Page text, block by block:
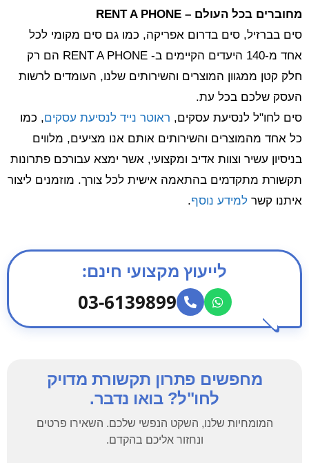
מחוברים בכל העולם – RENT A PHONE
סים בברזיל, סים בדרום אפריקה, כמו גם סים מקומי לכל
אחד מ-140 היעדים הקיימים ב- RENT A PHONE הם רק
חלק קטן ממגוון המוצרים והשירותים שלנו, העומדים לרשות
העסק שלכם בכל עת.
סים לחו"ל לנסיעת עסקים, ראוטר נייד לנסיעת עסקים, כמו
כל אחד מהמוצרים והשירותים אותם אנו מציעים, מלווים
בניסיון עשיר וצוות אדיב ומקצועי, אשר ימצא עבורכם פתרונות
תקשורת מתקדמים בהתאמה אישית לכל צורך. מוזמנים ליצור
איתנו קשר למידע נוסף.
לייעוץ מקצועי חינם:
03-6139899
מחפשים פתרון תקשורת מדויק
לחו"ל? בואו נדבר.
המומחיות שלנו, השקט הנפשי שלכם. השאירו פרטים
ונחזור אליכם בהקדם.